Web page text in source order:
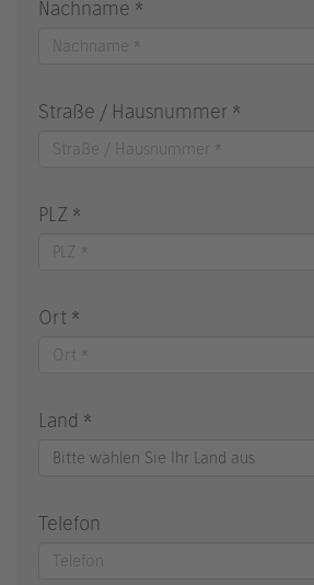
Nachname *
Straße / Hausnummer *
PLZ *
Ort *
Land *
Bitte wählen Sie Ihr Land aus
Telefon